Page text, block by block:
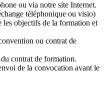
ou via notre site Internet.
téléphonique ou visio)
les objectifs de la formation et
ou contrat de
contrat de formation.
de la convocation avant le